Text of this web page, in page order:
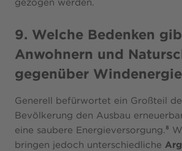
9. Welche Bedenken
Anwohnern und
gegenüber
Generell befürwortet ein Großteil
Bevölkerung den Ausbau
eine saubere Energieversorgung.⁸
bringen jedoch unterschiedliche